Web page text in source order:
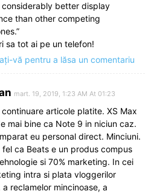
better display
than other competing
sa tot ai pe un telefon!
vă pentru a lăsa un comentariu
mart. 19, 2019, 1:23 AM At 01:23
articole platite. XS Max
mai bine ca Note 9 in niciun caz.
eu personal direct. Minciuni.
fel ca Beats e un produs compus
si 70% marketing. In cei
intra si plata vloggerilor
a reclamelor mincinoase, a